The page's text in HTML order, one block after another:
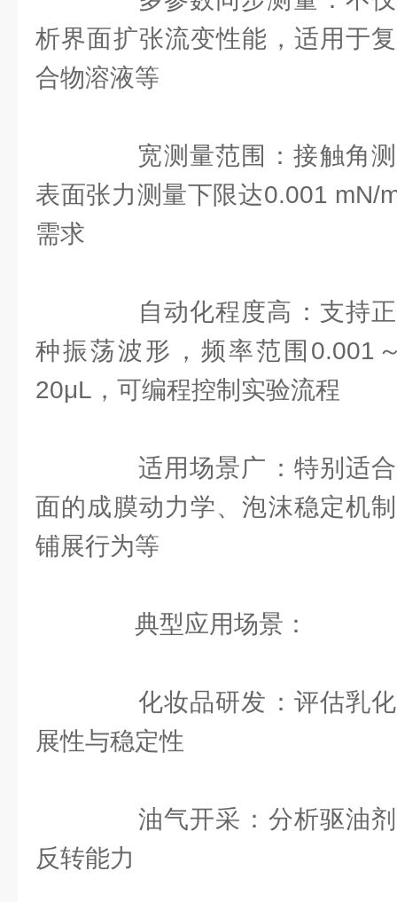
析界面扩张流变性能，适用于
合物溶液等
宽测量范围‌：接触角测
表面张力测量下限达‌0.001 mN/
需求
自动化程度高‌：支持正
种振荡波形，频率范围‌0.001
20μL，可编程控制实验流程
适用场景广‌：特别适合
面的成膜动力学、泡沫稳定机
铺展行为等
典型应用场景：
化妆品研发‌：评估乳化
展性与稳定性
油气开采‌：分析驱油剂
反转能力